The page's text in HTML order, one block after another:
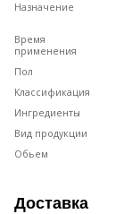
Назначение
Время
применения
Пол
Классификация
Ингредиенты
Вид продукции
Обьем
Доставка